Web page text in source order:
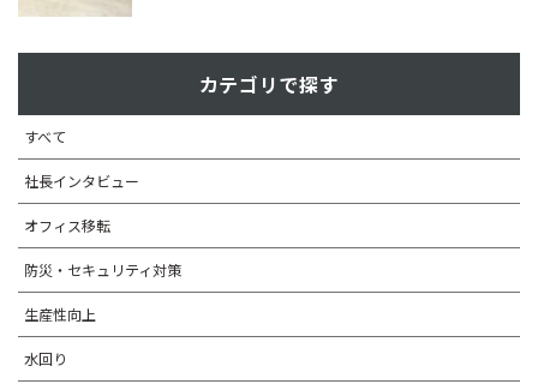
カテゴリで探す
すべて
社長インタビュー
オフィス移転
防災・セキュリティ対策
生産性向上
水回り